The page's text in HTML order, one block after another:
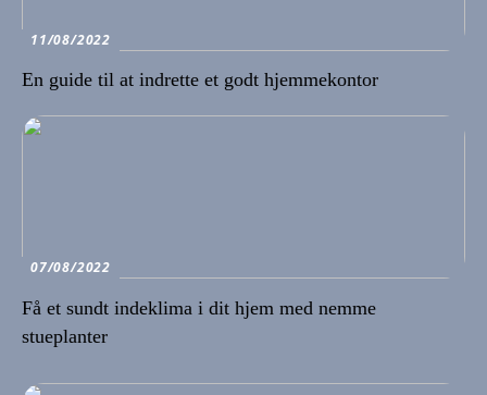
11/08/2022
En guide til at indrette et godt hjemmekontor
07/08/2022
Få et sundt indeklima i dit hjem med nemme
stueplanter